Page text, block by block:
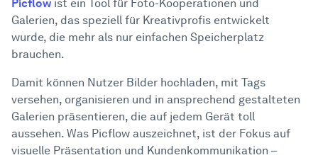
Picflow ist ein Tool für Foto-Kooperationen und
Galerien, das speziell für Kreativprofis entwickelt
wurde, die mehr als nur einfachen Speicherplatz
brauchen.
Damit können Nutzer Bilder hochladen, mit Tags
versehen, organisieren und in ansprechend gestalteten
Galerien präsentieren, die auf jedem Gerät toll
aussehen. Was Picflow auszeichnet, ist der Fokus auf
visuelle Präsentation und Kundenkommunikation –